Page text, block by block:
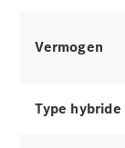
Vermogen
Type hybride